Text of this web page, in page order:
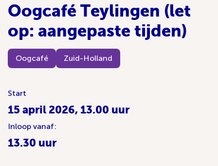
Oogcafé Teylingen (let
op: aangepaste tijden)
Oogcafé Zuid-Holland
Start
15 april 2026, 13.00 uur
Inloop vanaf:
13.30 uur